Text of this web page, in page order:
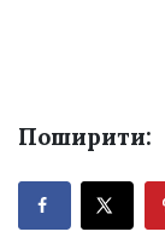
Поширити: